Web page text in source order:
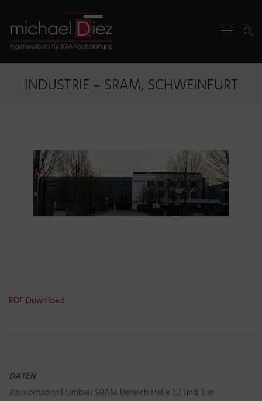
INDUSTRIE – SRAM, SCHWEINFURT
PDF Download
DATEN
Bauvorhaben I Umbau SRAM Bereich Halle 1,2 und 3 in